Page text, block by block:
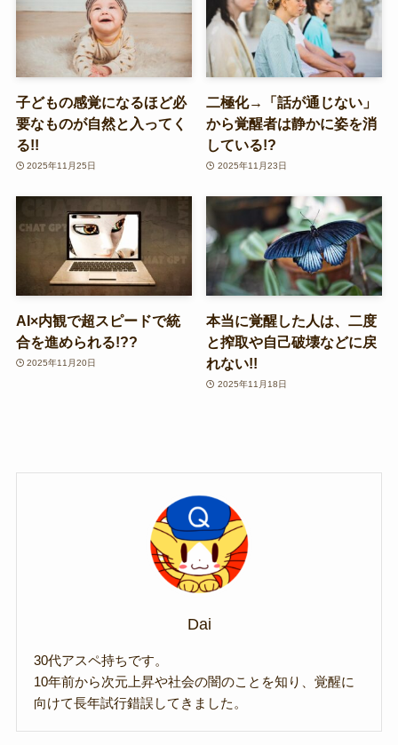
子どもの感覚になるほど必
要なものが自然と入ってく
る!!
2025年11月25日
二極化→「話が通じない」
から覚醒者は静かに姿を消
している!?
2025年11月23日
AI×内観で超スピードで統
合を進められる!??
2025年11月20日
本当に覚醒した人は、二度
と搾取や自己破壊などに戻
れない!!
2025年11月18日
Dai
30代アスペ持ちです。
10年前から次元上昇や社会の闇のことを知り、覚醒に
向けて長年試行錯誤してきました。